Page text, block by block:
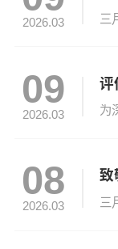
2026.03
09
2026.03
08
2026.03